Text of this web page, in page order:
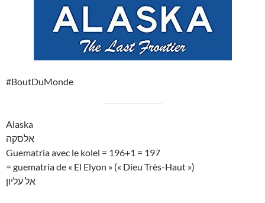
#BoutDuMonde
Alaska
אלסקה
Guematria avec le kolel = 196+1 = 197
= guematria de « El Elyon » (« Dieu Très-Haut »)
אל עליון